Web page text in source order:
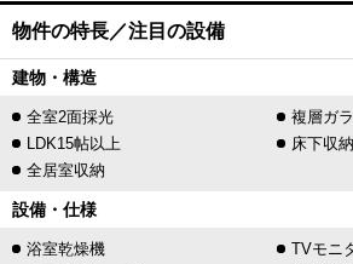
物件の特長／注目の設備
建物・構造
全室2面採光
複層ガ
LDK15帖以上
床下収納
全居室収納
設備・仕様
浴室乾燥機
TVモニ